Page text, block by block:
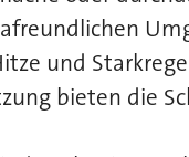
und
bieten die